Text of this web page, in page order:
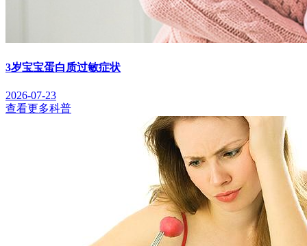
3岁宝宝蛋白质过敏症状
2026-07-23
查看更多科普